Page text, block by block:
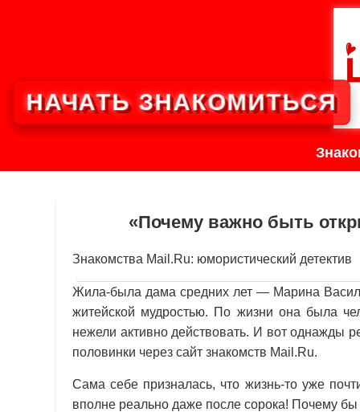
«Почему важно быть
Знакомства Mail.Ru: юмористический детектив
Жила-была дама средних лет — Марина
житейской мудростью. По жизни она была
нежели активно действовать. И вот однажды
половинки через сайт знакомств Mail.Ru.
Сама себе призналась, что жизнь-то уже
вполне реально даже после сорока! Почему бы
НАЧАТЬ ЗНАКОМИТЬСЯ